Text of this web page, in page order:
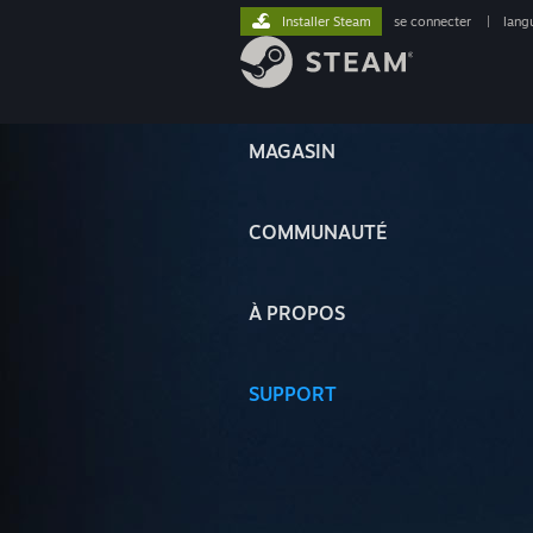
MAGASIN
COMMUNAUTÉ
À PROPOS
SUPPORT
Installer Steam se connecter